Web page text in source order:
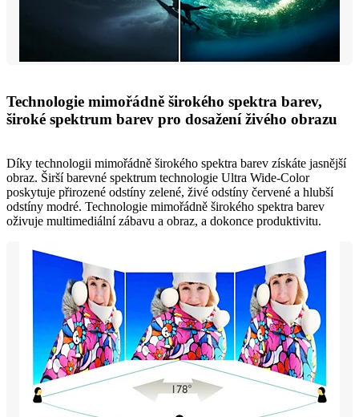
Technologie mimořádně širokého spektra barev,
široké spektrum barev pro dosažení živého obrazu
Díky technologii mimořádně širokého spektra barev získáte jasnější
obraz. Širší barevné spektrum technologie Ultra Wide-Color
poskytuje přirozené odstíny zelené, živé odstíny červené a hlubší
odstíny modré. Technologie mimořádně širokého spektra barev
oživuje multimediální zábavu a obraz, a dokonce produktivitu.